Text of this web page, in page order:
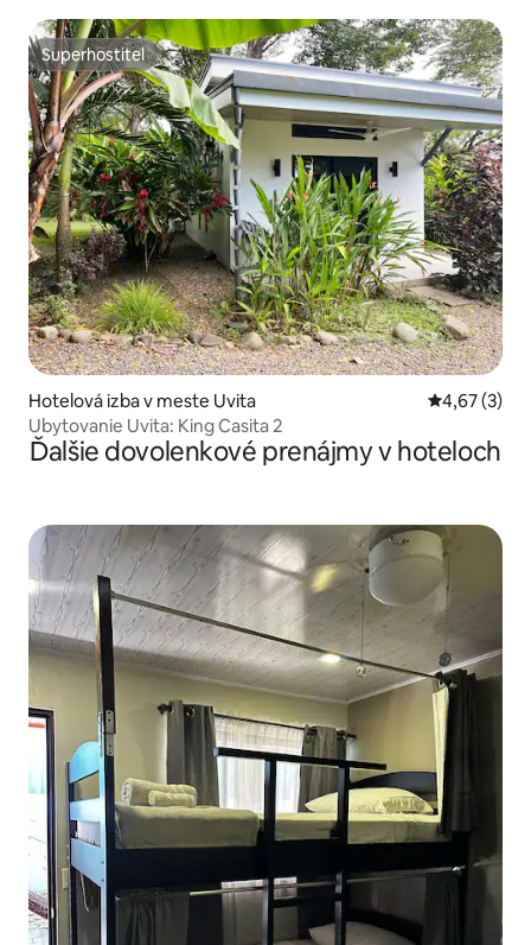
Superhostiteľ
Superhostiteľ
Hotelová izba v meste Uvita Priemerné
4,67 (3)
Ubytovanie Uvita: King Casita 2
Ďalšie dovolenkové prenájmy v hoteloch